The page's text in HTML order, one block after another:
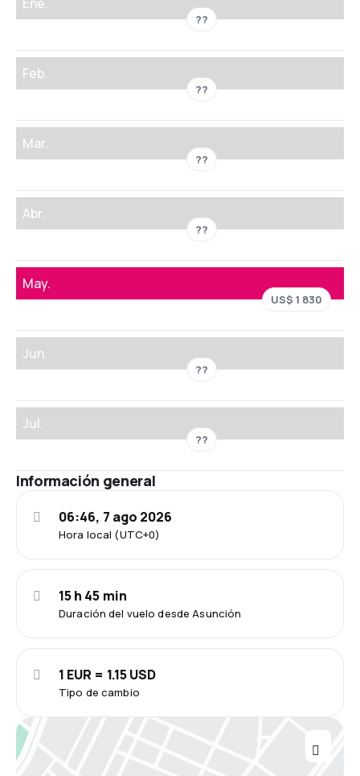
??
Feb.
??
Mar.
??
Abr.
??
May.
US$ 1 830
Jun.
??
Jul.
??
Información general
Hora local (UTC+0)
06:46, 7 ago 2026
Duración del vuelo desde Asunción
15 h 45 min
Tipo de cambio
1 EUR = 1.15 USD